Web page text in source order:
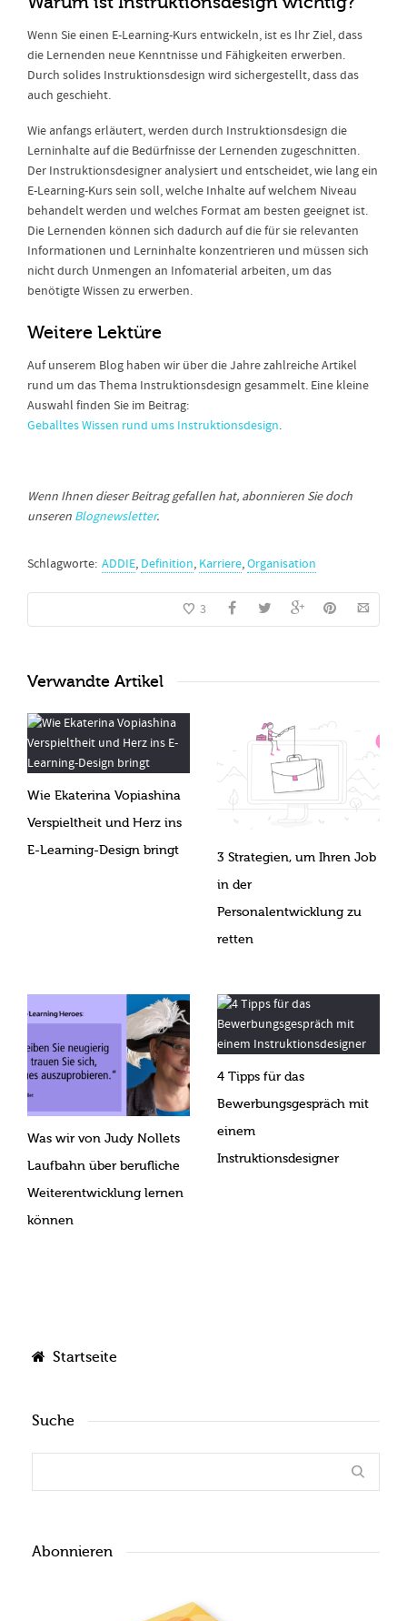
Wenn Sie einen E-Learning-Kurs entwickeln, ist es Ihr Ziel, dass
die Lernenden neue Kenntnisse und Fähigkeiten erwerben.
Durch solides Instruktionsdesign wird sichergestellt, dass das
auch geschieht.
Wie anfangs erläutert, werden durch Instruktionsdesign die
Lerninhalte auf die Bedürfnisse der Lernenden zugeschnitten.
Der Instruktionsdesigner analysiert und entscheidet, wie lang ein
E-Learning-Kurs sein soll, welche Inhalte auf welchem Niveau
behandelt werden und welches Format am besten geeignet ist.
Die Lernenden können sich dadurch auf die für sie relevanten
Informationen und Lerninhalte konzentrieren und müssen sich
nicht durch Unmengen an Infomaterial arbeiten, um das
benötigte Wissen zu erwerben.
Weitere Lektüre
Auf unserem Blog haben wir über die Jahre zahlreiche Artikel
rund um das Thema Instruktionsdesign gesammelt. Eine kleine
Auswahl finden Sie im Beitrag:
Geballtes Wissen rund ums Instruktionsdesign.
Wenn Ihnen dieser Beitrag gefallen hat, abonnieren Sie doch
unseren Blognewsletter.
Schlagworte: ADDIE, Definition, Karriere,Organisation
3
Verwandte Artikel
Wie Ekaterina Vopiashina
Verspieltheit und Herz ins
E-Learning-Design bringt
3 Strategien, um Ihren Job
in der
Personalentwicklung zu
retten
Was wir von Judy Nollets
Laufbahn über berufliche
Weiterentwicklung lernen
können
4 Tipps für das
Bewerbungsgespräch mit
einem
Instruktionsdesigner
Startseite
Suche
Abonnieren